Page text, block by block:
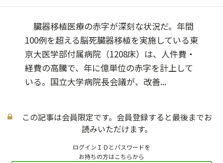
臓器移植医療の赤字が深刻な状況だ。年間
100例を超える脳死臓器移植を実施している東
京大医学部付属病院（1208床）は、人件費・
経費の高騰で、年に億単位の赤字を計上して
いる。国立大学病院長会議が、改善...
この記事は会員限定です。会員登録すると最後までお
読みいただけます。
ログインＩＤとパスワードを
お持ちの方はこちらから